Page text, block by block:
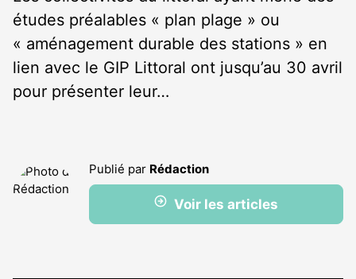
études préalables « plan plage » ou
« aménagement durable des stations » en
lien avec le GIP Littoral ont jusqu’au 30 avril
pour présenter leur…
Publié par Rédaction
Voir les articles